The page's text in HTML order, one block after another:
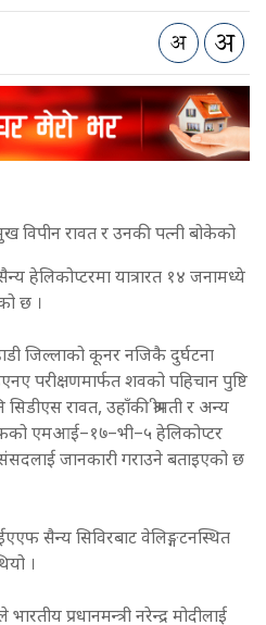
विपीन रावत र उनकी पत्नी बोकेको
हेलिकोप्टरमा यात्रारत १४ जनामध्ये
छ ।
जिल्लाको कूनर नजिकै दुर्घटना
परीक्षणमार्फत शवको पहिचान पुष्टि
रावत, उहाँकी श्रीमती र अन्य
एमआई–१७–भी–५ हेलिकोप्टर
संसदलाई जानकारी गराउने बताइएको छ
सैन्य सिविरबाट वेलिङ्गटनस्थित
।
प्रधानमन्त्री नरेन्द्र मोदीलाई